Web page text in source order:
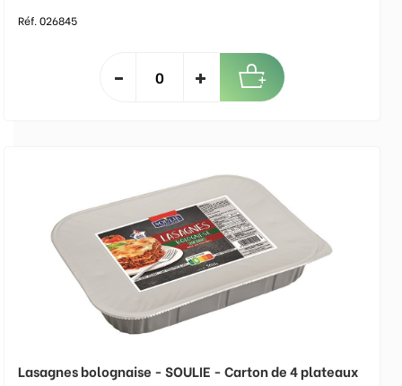
Réf. 026845
Lasagnes bolognaise - SOULIE - Carton de 4 plateaux